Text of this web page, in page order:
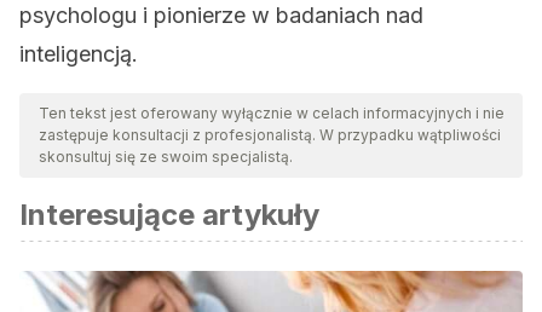
psychologu i pionierze w badaniach nad
inteligencją.
Ten tekst jest oferowany wyłącznie w celach informacyjnych i nie
zastępuje konsultacji z profesjonalistą. W przypadku wątpliwości
skonsultuj się ze swoim specjalistą.
Interesujące artykuły